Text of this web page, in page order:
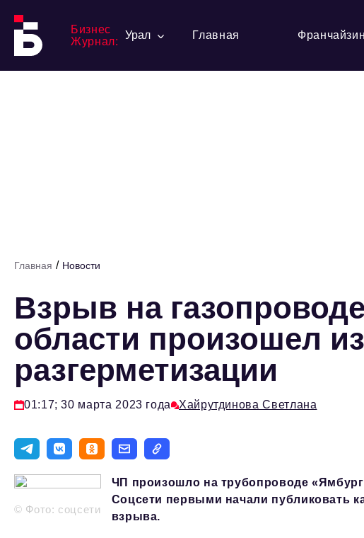
Бизнес
Журнал:
Урал Главная
Главная / Новости
Взрыв на
области произошел
разгерметизации
01:17; 30 марта 2023 года Хайрутдинова Светлана
© Фото: соцсети
ЧП произошло на трубопроводе
Соцсети первыми начали публиковать
взрыва.